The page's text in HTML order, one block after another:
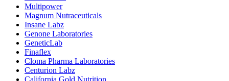
Multipower
Magnum Nutraceuticals
Insane Labz
Genone Laboratories
GeneticLab
Finaflex
Cloma Pharma Laboratories
Centurion Labz
California Gold Nutrition